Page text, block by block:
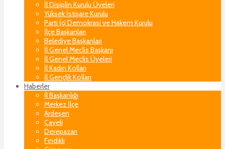
İl Disiplin Kurulu Üyeleri
Yüksek İstişare Kurulu
Parti İçi Demokrasi ve Hakem Kurulu
İlçe Başkanları
Belediye Başkanları
İl Genel Meclis Başkanı
İl Genel Meclis Üyeleri
İl Kadın Kolları
İl Gençlik Kolları
Haberler
İl Başkanlığı
Merkez İlçe
Ardeşen
Çayeli
Derepazarı
Fındıklı